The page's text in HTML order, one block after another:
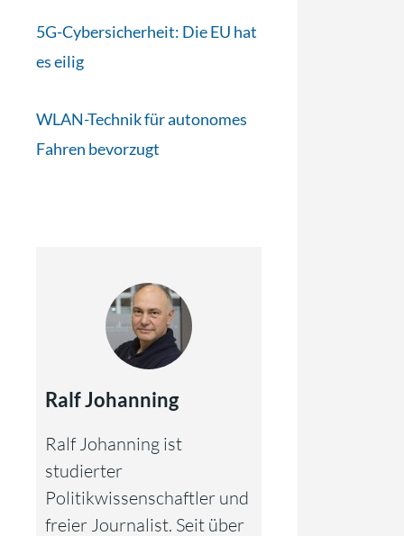
5G-Cybersicherheit: Die EU hat
es eilig
WLAN-Technik für autonomes
Fahren bevorzugt
Ralf Johanning
Ralf Johanning ist
studierter
Politikwissenschaftler und
freier Journalist. Seit über